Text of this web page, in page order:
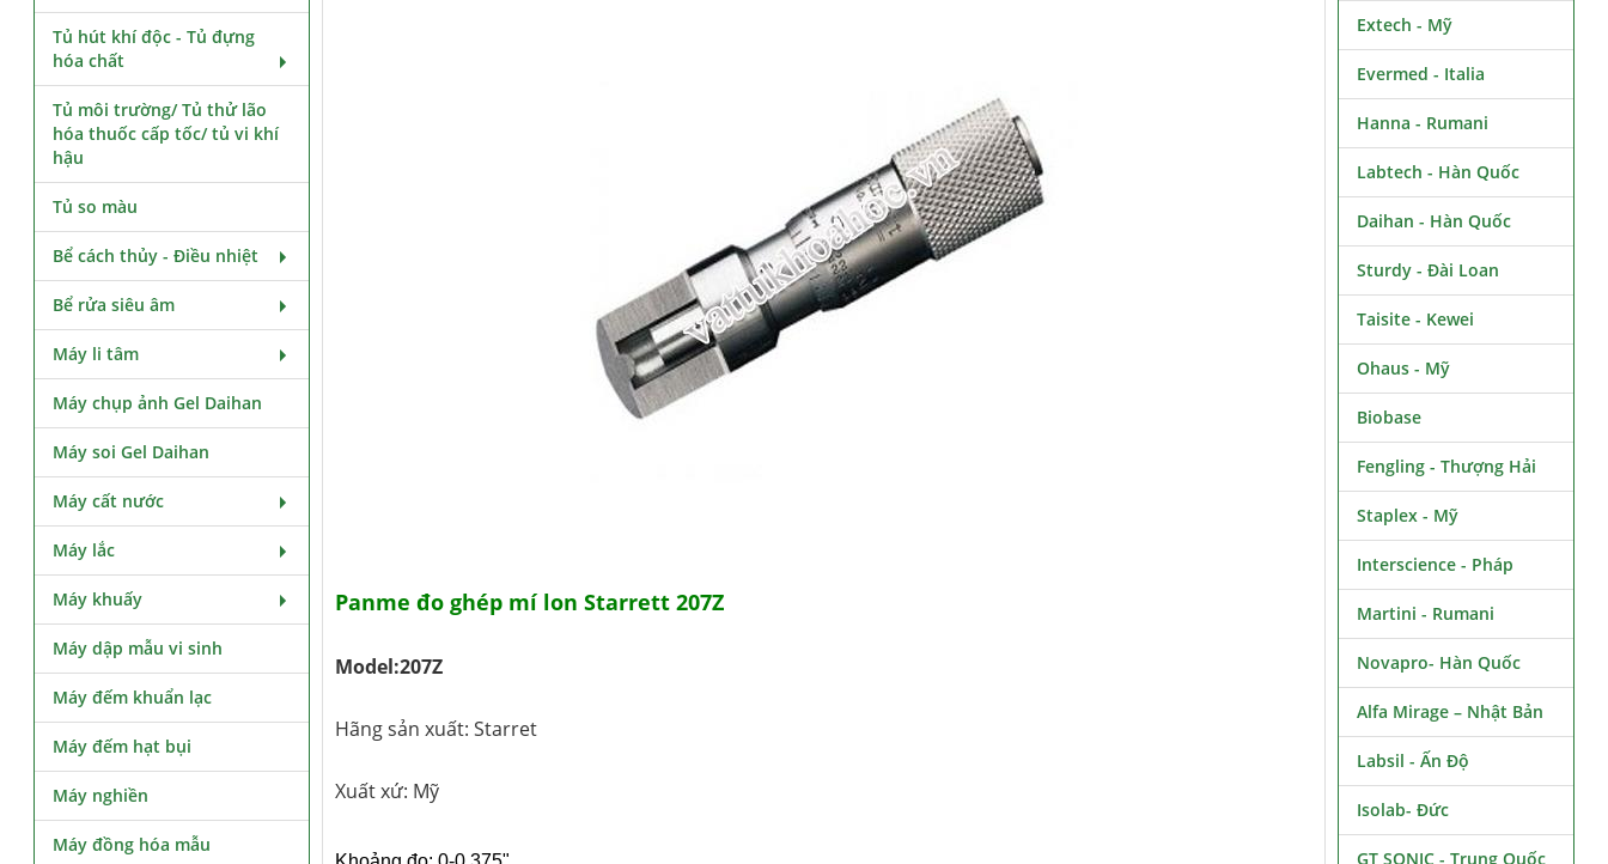
Panme đo ghép mí lon Starrett 207Z
Model:207Z
Hãng sản xuất: Starret
Xuất xứ: Mỹ
Tủ hút khí độc - Tủ đựng
hóa chất
Tủ môi trường/ Tủ thử lão
hóa thuốc cấp tốc/ tủ vi khí
hậu
Tủ so màu
Bể cách thủy - Điều nhiệt
Bể rửa siêu âm
Máy li tâm
Máy chụp ảnh Gel Daihan
Máy soi Gel Daihan
Máy cất nước
Máy lắc
Máy khuấy
Máy dập mẫu vi sinh
Máy đếm khuẩn lạc
Máy đếm hạt bụi
Máy nghiền
Máy đồng hóa mẫu
Extech - Mỹ
Evermed - Italia
Hanna - Rumani
Labtech - Hàn Quốc
Daihan - Hàn Quốc
Sturdy - Đài Loan
Taisite - Kewei
Ohaus - Mỹ
Biobase
Fengling - Thượng Hải
Staplex - Mỹ
Interscience - Pháp
Martini - Rumani
Novapro- Hàn Quốc
Alfa Mirage – Nhật Bản
Labsil - Ấn Độ
Isolab- Đức
GT SONIC - Trung Quốc